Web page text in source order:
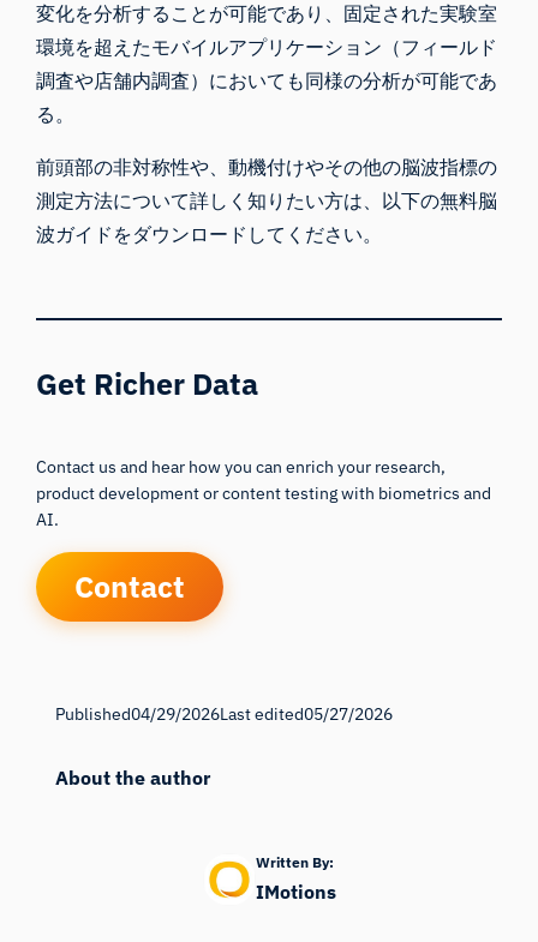
変化を分析することが可能であり、固定された実験室
環境を超えたモバイルアプリケーション（フィールド
調査や店舗内調査）においても同様の分析が可能であ
る。
前頭部の非対称性や、動機付けやその他の脳波指標の
測定方法について詳しく知りたい方は、以下の無料脳
波ガイドをダウンロードしてください。
Get Richer Data
Contact us and hear how you can enrich your research,
product development or content testing with biometrics and
AI.
Contact
Published04/29/2026Last edited05/27/2026
About the author
Written By:
IMotions